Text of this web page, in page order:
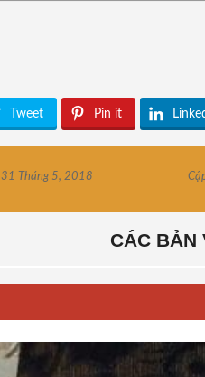
Tweet Pin it
31 Tháng 5, 2018
CÁC BẢN